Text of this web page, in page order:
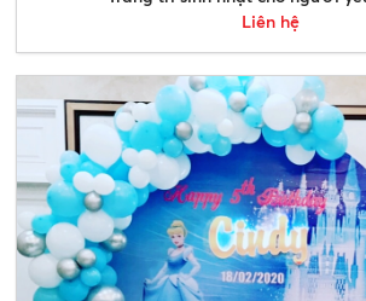
Liên hệ